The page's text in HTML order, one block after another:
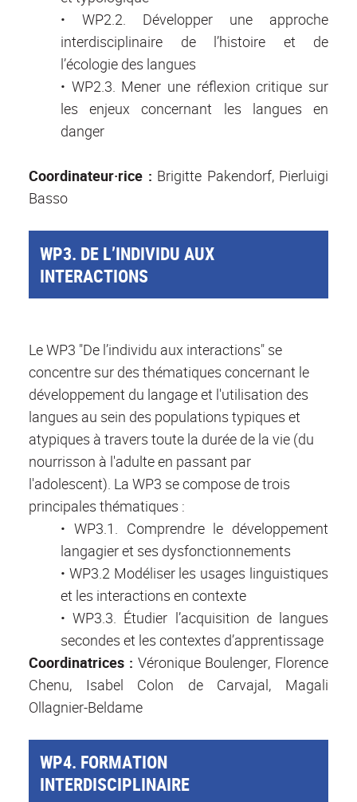
• WP2.2. Développer une approche
interdisciplinaire de l’histoire et de
l’écologie des langues
• WP2.3. Mener une réflexion critique sur
les enjeux concernant les langues en
danger
Coordinateur·rice : Brigitte Pakendorf, Pierluigi
Basso
WP3. DE L’INDIVIDU AUX
INTERACTIONS
Le WP3 "De l’individu aux interactions" se
concentre sur des thématiques concernant le
développement du langage et l'utilisation des
langues au sein des populations typiques et
atypiques à travers toute la durée de la vie (du
nourrisson à l'adulte en passant par
l'adolescent). La WP3 se compose de trois
principales thématiques :
• WP3.1. Comprendre le développement
langagier et ses dysfonctionnements
• WP3.2 Modéliser les usages linguistiques
et les interactions en contexte
• WP3.3. Étudier l’acquisition de langues
secondes et les contextes d’apprentissage
Coordinatrices : Véronique Boulenger, Florence
Chenu, Isabel Colon de Carvajal, Magali
Ollagnier-Beldame
WP4. FORMATION
INTERDISCIPLINAIRE